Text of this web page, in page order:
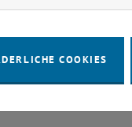
COOKIES